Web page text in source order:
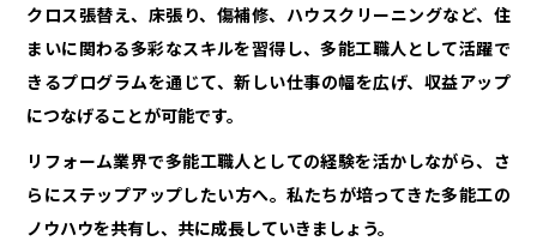
クロス張替え、床張り、傷補修、ハウスクリーニングなど、住
まいに関わる多彩なスキルを習得し、多能工職人として活躍で
きるプログラムを通じて、新しい仕事の幅を広げ、収益アップ
につなげることが可能です。
リフォーム業界で多能工職人としての経験を活かしながら、さ
らにステップアップしたい方へ。私たちが培ってきた多能工の
ノウハウを共有し、共に成長していきましょう。